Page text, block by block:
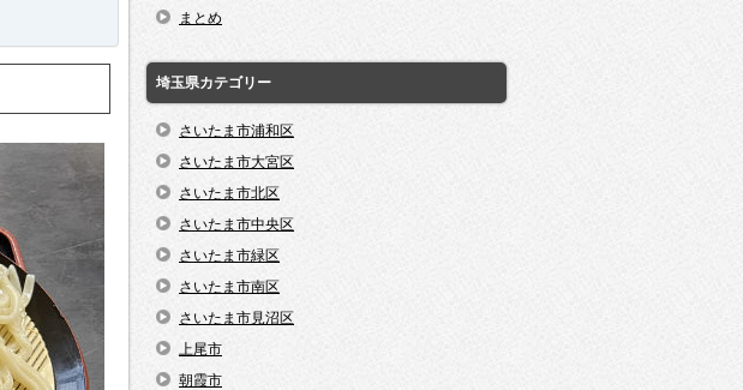
まとめ
埼玉県カテゴリー
さいたま市浦和区
さいたま市大宮区
さいたま市北区
さいたま市中央区
さいたま市緑区
さいたま市南区
さいたま市見沼区
上尾市
朝霞市